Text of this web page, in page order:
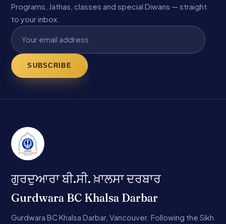
Programs, Jathas, classes and special Diwans — straight
to your inbox.
SUBSCRIBE
ਗੁਰਦੁਆਰਾ ਬੀ.ਸੀ. ਖ਼ਾਲਸਾ ਦਰਬਾਰ
Gurdwara BC Khalsa Darbar
Gurdwara BC Khalsa Darbar, Vancouver. Following the Sikh